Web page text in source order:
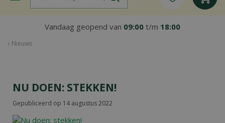
Nieuws
Vandaag geopend van 09:00 t/m 18:00
NU DOEN: STEKKEN!
Gepubliceerd op 14 augustus 2022